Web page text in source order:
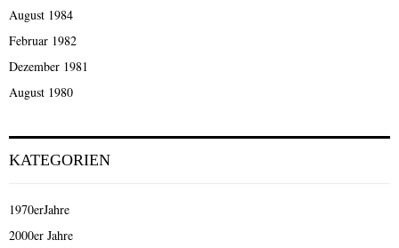
August 1984
Februar 1982
Dezember 1981
August 1980
KATEGORIEN
1970erJahre
2000er Jahre